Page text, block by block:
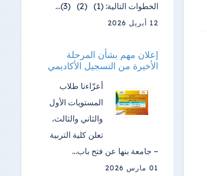
الخطوات التالية: (1) (2) (3)…
12 أبريل 2026
إعلان مهم بشأن المرحلة
الأخيرة من التسجيل الأكاديمي
أعزّاءنا طلاب
المستويات الأول
والثاني والثالث،
تعلن كلية التربية
– جامعة بنها عن فتح باب…
01 مارس 2026